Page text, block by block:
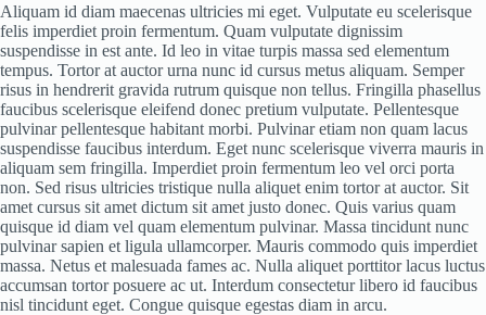
Aliquam id diam maecenas ultricies mi eget. Vulputate eu scelerisque
felis imperdiet proin fermentum. Quam vulputate dignissim
suspendisse in est ante. Id leo in vitae turpis massa sed elementum
tempus. Tortor at auctor urna nunc id cursus metus aliquam. Semper
risus in hendrerit gravida rutrum quisque non tellus. Fringilla phasellus
faucibus scelerisque eleifend donec pretium vulputate. Pellentesque
pulvinar pellentesque habitant morbi. Pulvinar etiam non quam lacus
suspendisse faucibus interdum. Eget nunc scelerisque viverra mauris in
aliquam sem fringilla. Imperdiet proin fermentum leo vel orci porta
non. Sed risus ultricies tristique nulla aliquet enim tortor at auctor. Sit
amet cursus sit amet dictum sit amet justo donec. Quis varius quam
quisque id diam vel quam elementum pulvinar. Massa tincidunt nunc
pulvinar sapien et ligula ullamcorper. Mauris commodo quis imperdiet
massa. Netus et malesuada fames ac. Nulla aliquet porttitor lacus luctus
accumsan tortor posuere ac ut. Interdum consectetur libero id faucibus
nisl tincidunt eget. Congue quisque egestas diam in arcu.